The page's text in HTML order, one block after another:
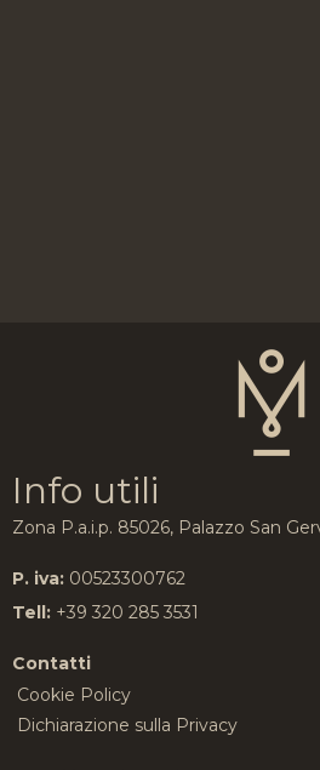
Info utili
Zona P.a.i.p. 85026, Palazzo San
P. iva: 00523300762
Tell: +39 320 285 3531
Contatti
Cookie Policy
Dichiarazione sulla Privacy